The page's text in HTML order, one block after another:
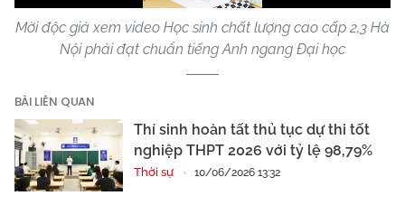
Mời độc giả xem video Học sinh chất lượng cao cấp 2,3 Hà
Nội phải đạt chuẩn tiếng Anh ngang Đại học
BÀI LIÊN QUAN
Thí sinh hoàn tất thủ tục dự thi tốt
nghiệp THPT 2026 với tỷ lệ 98,79%
Thời sự 10/06/2026 13:32